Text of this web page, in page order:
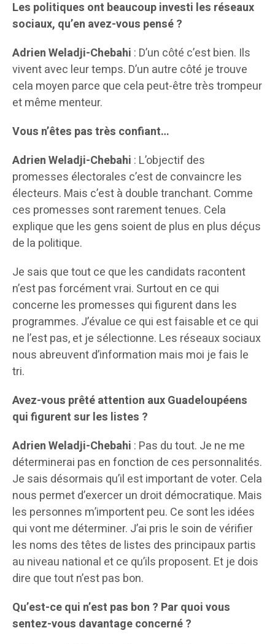
Les politiques ont beaucoup investi les réseaux
sociaux, qu’en avez-vous pensé ?
Adrien Weladji-Chebahi : D’un côté c’est bien. Ils
vivent avec leur temps. D’un autre côté je trouve
cela moyen parce que cela peut-être très trompeur
et même menteur.
Vous n’êtes pas très confiant…
Adrien Weladji-Chebahi : L’objectif des
promesses électorales c’est de convaincre les
électeurs. Mais c’est à double tranchant. Comme
ces promesses sont rarement tenues. Cela
explique que les gens soient de plus en plus déçus
de la politique.
Je sais que tout ce que les candidats racontent
n’est pas forcément vrai. Surtout en ce qui
concerne les promesses qui figurent dans les
programmes. J’évalue ce qui est faisable et ce qui
ne l’est pas, et je sélectionne. Les réseaux sociaux
nous abreuvent d’information mais moi je fais le
tri.
Avez-vous prêté attention aux Guadeloupéens
qui figurent sur les listes ?
Adrien Weladji-Chebahi : Pas du tout. Je ne me
déterminerai pas en fonction de ces personnalités.
Je sais désormais qu’il est important de voter. Cela
nous permet d’exercer un droit démocratique. Mais
les personnes m’importent peu. Ce sont les idées
qui vont me déterminer. J’ai pris le soin de vérifier
les noms des têtes de listes des principaux partis
au niveau national et ce qu’ils proposent. Et je dois
dire que tout n’est pas bon.
Qu’est-ce qui n’est pas bon ? Par quoi vous
sentez-vous davantage concerné ?